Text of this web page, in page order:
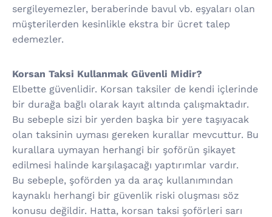
sergileyemezler, beraberinde bavul vb. eşyaları olan
müşterilerden kesinlikle ekstra bir ücret talep
edemezler.
Korsan Taksi Kullanmak Güvenli Midir?
Elbette güvenlidir. Korsan taksiler de kendi içlerinde
bir durağa bağlı olarak kayıt altında çalışmaktadır.
Bu sebeple sizi bir yerden başka bir yere taşıyacak
olan taksinin uyması gereken kurallar mevcuttur. Bu
kurallara uymayan herhangi bir şoförün şikayet
edilmesi halinde karşılaşacağı yaptırımlar vardır.
Bu sebeple, şoförden ya da araç kullanımından
kaynaklı herhangi bir güvenlik riski oluşması söz
konusu değildir. Hatta, korsan taksi şoförleri sarı